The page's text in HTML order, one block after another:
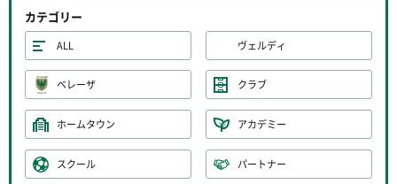
カテゴリー
ALL ヴェルディ
ベレーザ クラブ
ホームタウン アカデミー
スクール パートナー